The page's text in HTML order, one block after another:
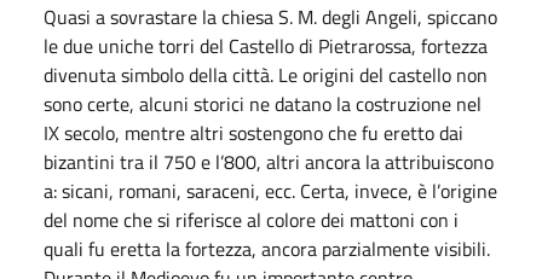
Quasi a sovrastare la chiesa S. M. degli Angeli, spiccano
le due uniche torri del Castello di Pietrarossa, fortezza
divenuta simbolo della città. Le origini del castello non
sono certe, alcuni storici ne datano la costruzione nel
IX secolo, mentre altri sostengono che fu eretto dai
bizantini tra il 750 e l’800, altri ancora la attribuiscono
a: sicani, romani, saraceni, ecc. Certa, invece, è l’origine
del nome che si riferisce al colore dei mattoni con i
quali fu eretta la fortezza, ancora parzialmente visibili.